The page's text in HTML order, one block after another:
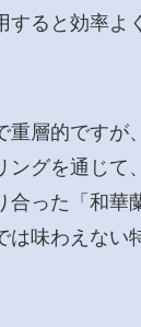
すると効率よ
重層的ですが
グを通じて
合った「和華
は味わえない